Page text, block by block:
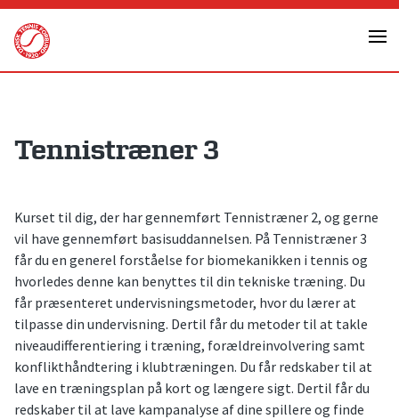
Skip
content
Tennistræner 3
Kurset til dig, der har gennemført Tennistræner 2, og gerne
vil have gennemført basisuddannelsen. På Tennistræner 3
får du en generel forståelse for biomekanikken i tennis og
hvorledes denne kan benyttes til din tekniske træning. Du
får præsenteret undervisningsmetoder, hvor du lærer at
tilpasse din undervisning. Dertil får du metoder til at takle
niveaudifferentiering i træning, forældreinvolvering samt
konflikthåndtering i klubtræningen. Du får redskaber til at
lave en træningsplan på kort og længere sigt. Dertil får du
redskaber til at lave kampanalyse af dine spillere og finde